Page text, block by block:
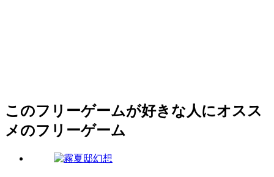
このフリーゲームが好きな人にオスス
メのフリーゲーム